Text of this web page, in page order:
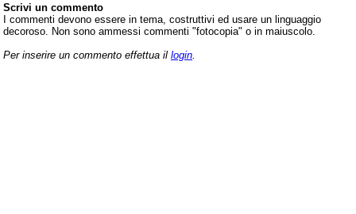
Scrivi un commento
I commenti devono essere in tema, costruttivi ed usare un linguaggio
decoroso. Non sono ammessi commenti "fotocopia" o in maiuscolo.
Per inserire un commento effettua il login